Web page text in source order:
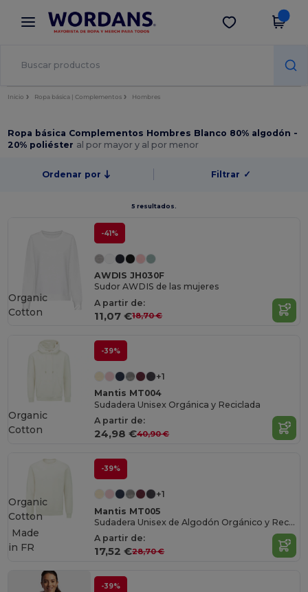
× App de Wordans
¡Mejores precios en app!
Descargar app
Inicio Ropa básica | Complementos Hombres
Ropa básica Complementos Hombres Blanco 80% algodón -
20% poliéster al por mayor y al por menor
Ordenar por Filtrar ✓
5 resultados.
-41%
AWDIS JH030F
Sudor AWDIS de las mujeres
A partir de:
11,07 €18,70 €
Organic
Cotton
-39%
+1
Mantis MT004
Sudadera Unisex Orgánica y Reciclada
A partir de:
24,98 €40,90 €
Organic
Cotton
-39%
+1
Mantis MT005
Sudadera Unisex de Algodón Orgánico y Reciclado
A partir de:
17,52 €28,70 €
Organic
Cotton
Made
in FR
-39%